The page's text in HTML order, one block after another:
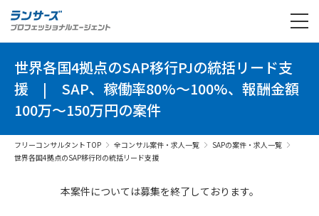
世界各国4拠点のSAP移行PJの統括リード支
援 | SAP、稼働率80%～100%、報酬金額
100万～150万円の案件
フリーコンサルタント TOP 全コンサル案件・求人一覧
SAPの案件・求人一覧
世界各国4拠点のSAP移行PJの統括リード支援
本案件については募集を終了しております。